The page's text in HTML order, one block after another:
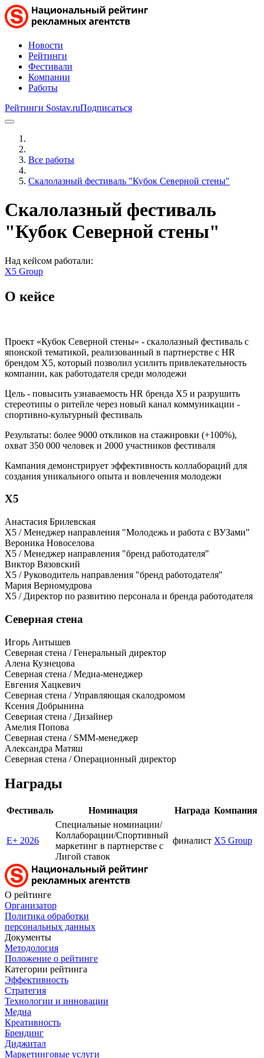
Новости
Рейтинги
Фестивали
Компании
Работы
Рейтинги Sostav.ruПодписаться
Все работы
Скалолазный фестиваль "Кубок Северной стены"
Скалолазный фестиваль
"Кубок Северной стены"
Над кейсом работали:
X5 Group
О кейсе
Проект «Кубок Северной стены» - скалолазный фестиваль с
японской тематикой, реализованный в партнерстве с HR
брендом Х5, который позволил усилить привлекательность
компании, как работодателя среди молодежи
Цель - повысить узнаваемость HR бренда Х5 и разрушить
стереотипы о ритейле через новый канал коммуникации -
спортивно-культурный фестиваль
Результаты: более 9000 откликов на стажировки (+100%),
охват 350 000 человек и 2000 участников фестиваля
Кампания демонстрирует эффективность коллабораций для
создания уникального опыта и вовлечения молодежи
Х5
Анастасия Брилевская
X5 / Менеджер направления "Молодежь и работа с ВУЗами"
Вероника Новоселова
X5 / Менеджер направления "бренд работодателя"
Виктор Вязовский
X5 / Руководитель направления "бренд работодателя"
Мария Верномудрова
Х5 / Директор по развитию персонала и бренда работодателя
Северная стена
Игорь Антышев
Северная стена / Генеральный директор
Алена Кузнецова
Северная стена / Медиа-менеджер
Евгения Хацкевич
Северная стена / Управляющая скалодромом
Ксения Добрынина
Северная стена / Дизайнер
Амелия Попова
Северная стена / SMM-менеджер
Александра Матяш
Северная стена / Операционный директор
Награды
Фестиваль Номинация Награда Компания
E+ 2026
Специальные номинации/
Коллаборации/Спортивный
маркетинг в партнерстве с
Лигой ставок
финалист X5 Group
О рейтинге
Организатор
Политика обработки
персональных данных
Документы
Методология
Положение о рейтинге
Категории рейтинга
Эффективность
Стратегия
Технологии и инновации
Медиа
Креативность
Брендинг
Диджитал
Маркетинговые услуги